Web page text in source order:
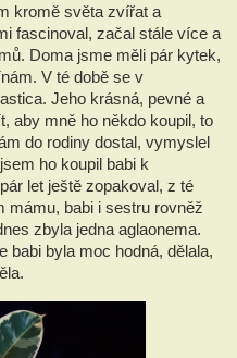
kromě světa zvířat a
fascinoval, začal stále více a
Doma jsme měli pár kytek,
V té době se v
Jeho krásná, pevné a
aby mně ho někdo koupil, to
do rodiny dostal, vymyslel
ho koupil babi k
let ještě zopakoval, z té
mámu, babi i sestru rovněž
zbyla jedna aglaonema.
babi byla moc hodná, dělala,